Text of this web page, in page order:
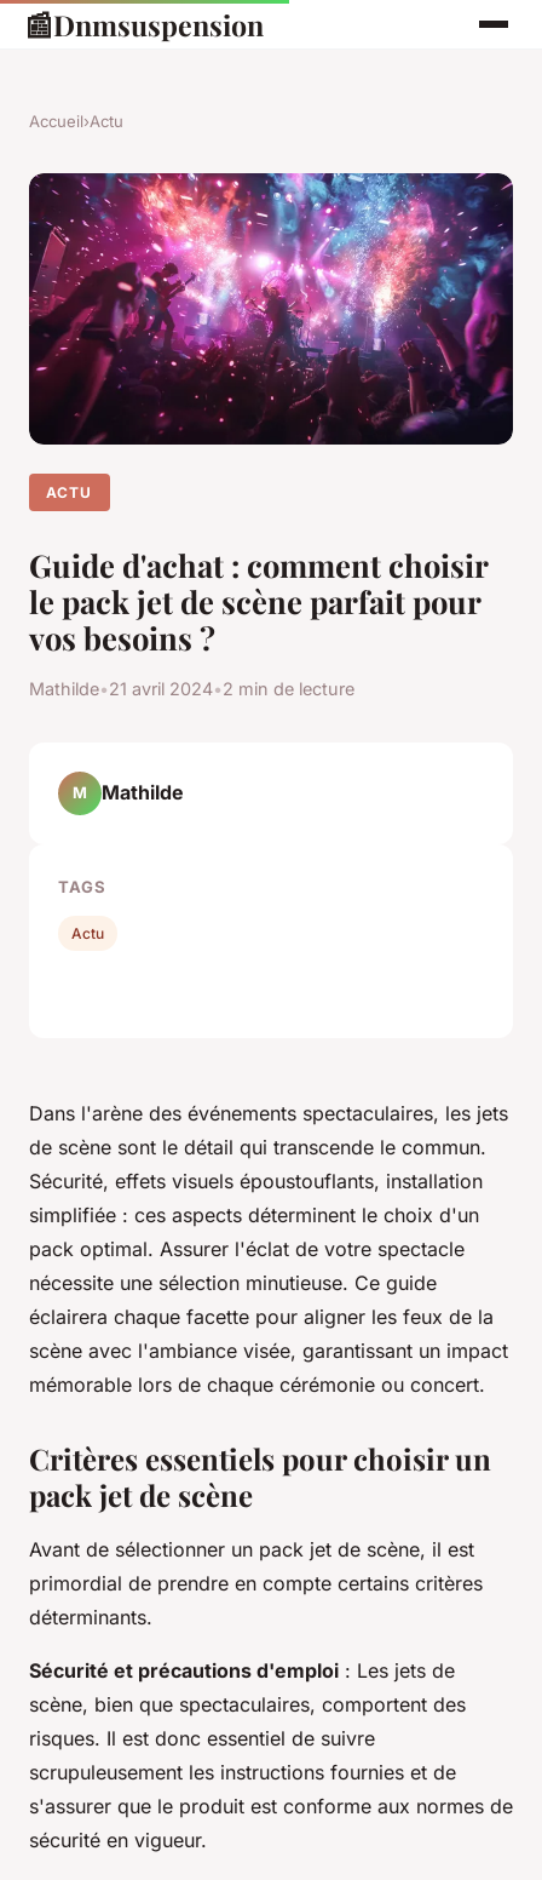
📰Dnmsuspension
Accueil›Actu
ACTU
Guide d'achat : comment choisir
le pack jet de scène parfait pour
vos besoins ?
Mathilde•21 avril 2024•2 min de lecture
Dans l'arène des événements spectaculaires, les jets
de scène sont le détail qui transcende le commun.
Sécurité, effets visuels époustouflants, installation
simplifiée : ces aspects déterminent le choix d'un
pack optimal. Assurer l'éclat de votre spectacle
nécessite une sélection minutieuse. Ce guide
éclairera chaque facette pour aligner les feux de la
scène avec l'ambiance visée, garantissant un impact
mémorable lors de chaque cérémonie ou concert.
Critères essentiels pour choisir un
pack jet de scène
Avant de sélectionner un pack jet de scène, il est
primordial de prendre en compte certains critères
déterminants.
Sécurité et précautions d'emploi : Les jets de
scène, bien que spectaculaires, comportent des
risques. Il est donc essentiel de suivre
scrupuleusement les instructions fournies et de
s'assurer que le produit est conforme aux normes de
sécurité en vigueur.
M Mathilde
TAGS
Actu